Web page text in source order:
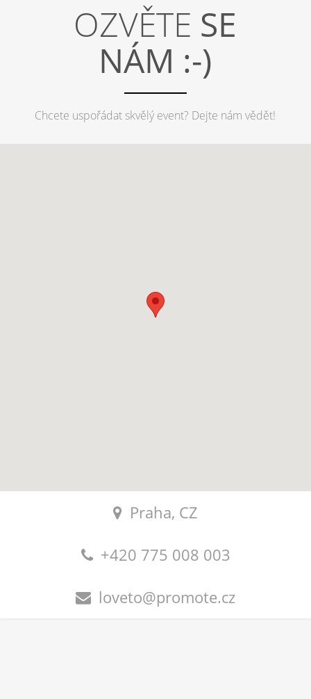
OZVĚTE SE
NÁM :-)
Chcete uspořádat skvělý event? Dejte nám vědět!
Praha, CZ
+420 775 008 003
loveto@promote.cz